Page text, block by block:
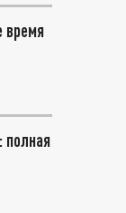
время
полная